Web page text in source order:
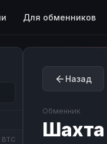
Для обменников
BTC
Назад
Обменник
Шахта